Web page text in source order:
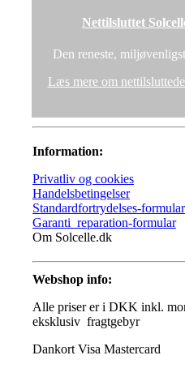
Nettilsluttet
Den reneste,
Læs mere om
Information:
Privatliv og cookies
Handelsbetingelser
Standardfortrydelses-formular
Garanti_reparation-formular
Om Solcelle.dk
Webshop info:
Alle priser er i DKK inkl.
eksklusiv fragtgebyr